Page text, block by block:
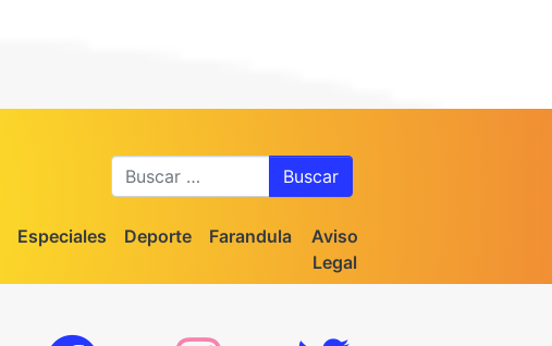
Especiales Deporte Farandula
Aviso
Legal